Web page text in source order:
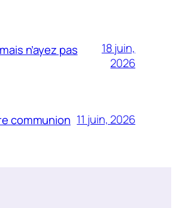
n’ayez pas
18 juin,
2026
communion 11 juin, 2026